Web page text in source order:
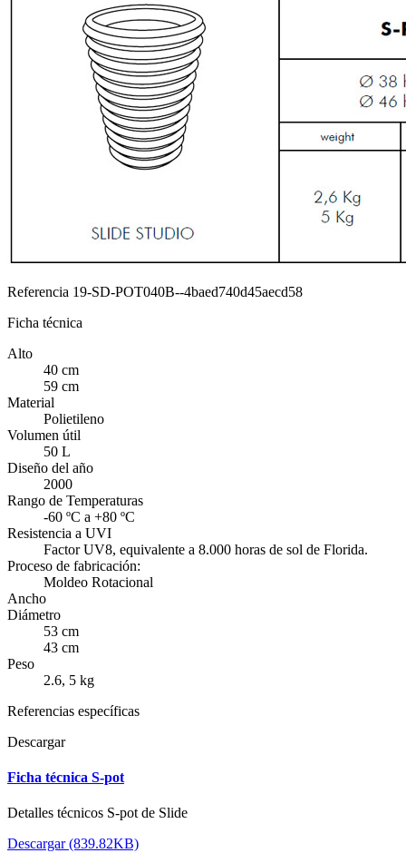
Referencia 19-SD-POT040B--4baed740d45aecd58
Ficha técnica
Alto
40 cm
59 cm
Material
Polietileno
Volumen útil
50 L
Diseño del año
2000
Rango de Temperaturas
-60 ºC a +80 ºC
Resistencia a UVI
Factor UV8, equivalente a 8.000 horas de sol de Florida.
Proceso de fabricación:
Moldeo Rotacional
Ancho
Diámetro
53 cm
43 cm
Peso
2.6, 5 kg
Referencias específicas
Descargar
Ficha técnica S-pot
Detalles técnicos S-pot de Slide
Descargar (839.82KB)